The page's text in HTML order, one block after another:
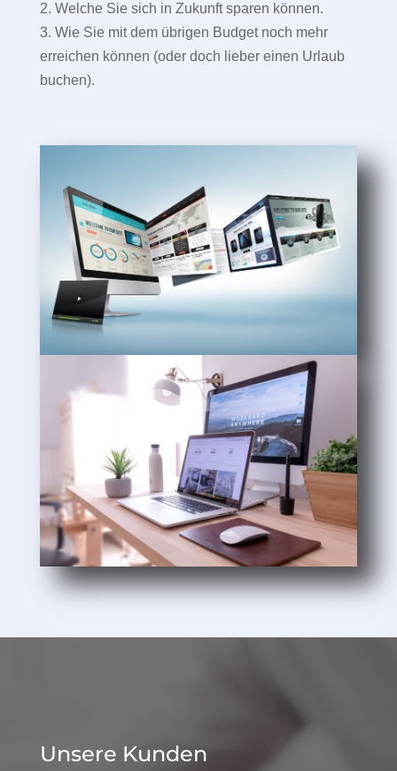
2. Welche Sie sich in Zukunft sparen können.
3. Wie Sie mit dem übrigen Budget noch mehr
erreichen können (oder doch lieber einen Urlaub
buchen).
Unsere Kunden